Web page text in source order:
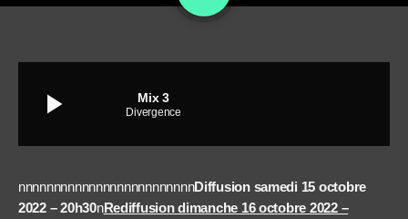
play_arrow Mix 3
Divergence
nnnnnnnnnnnnnnnnnnnnnnnnnDiffusion samedi 15 octobre
2022 – 20h30nRediffusion dimanche 16 octobre 2022 –